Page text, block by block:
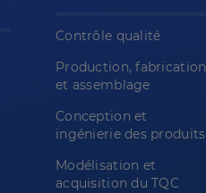
Contrôle qualité
Production, fabrication
et assemblage
Conception et
ingénierie des produits
Modélisation et
acquisition du TQC